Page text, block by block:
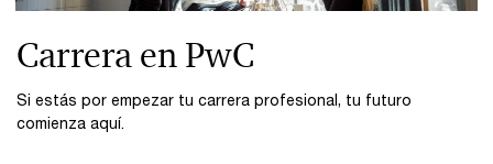
Carrera en PwC
Si estás por empezar tu carrera profesional, tu futuro
comienza aquí.